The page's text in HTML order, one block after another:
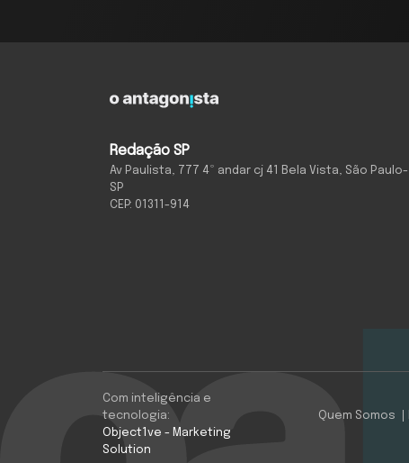
Redação SP
Av Paulista, 777 4º andar cj 41 Bela Vista, São Paulo-
SP
CEP: 01311-914
Com inteligência e
tecnologia:
Object1ve - Marketing
Solution
Quem Somos